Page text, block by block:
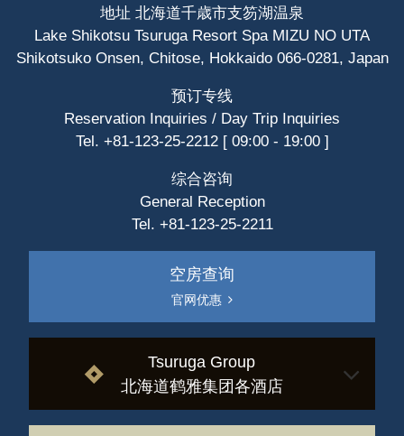
地址 北海道千歳市支笏湖温泉
Lake Shikotsu Tsuruga Resort Spa MIZU NO UTA
Shikotsuko Onsen, Chitose, Hokkaido 066-0281, Japan
预订专线
Reservation Inquiries / Day Trip Inquiries
Tel. +81-123-25-2212 [ 09:00 - 19:00 ]
综合咨询
General Reception
Tel. +81-123-25-2211
空房查询
官网优惠
Tsuruga Group
北海道鹤雅集团各酒店